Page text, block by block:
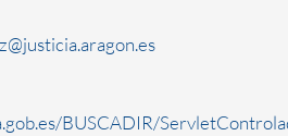
BUSCADIR/